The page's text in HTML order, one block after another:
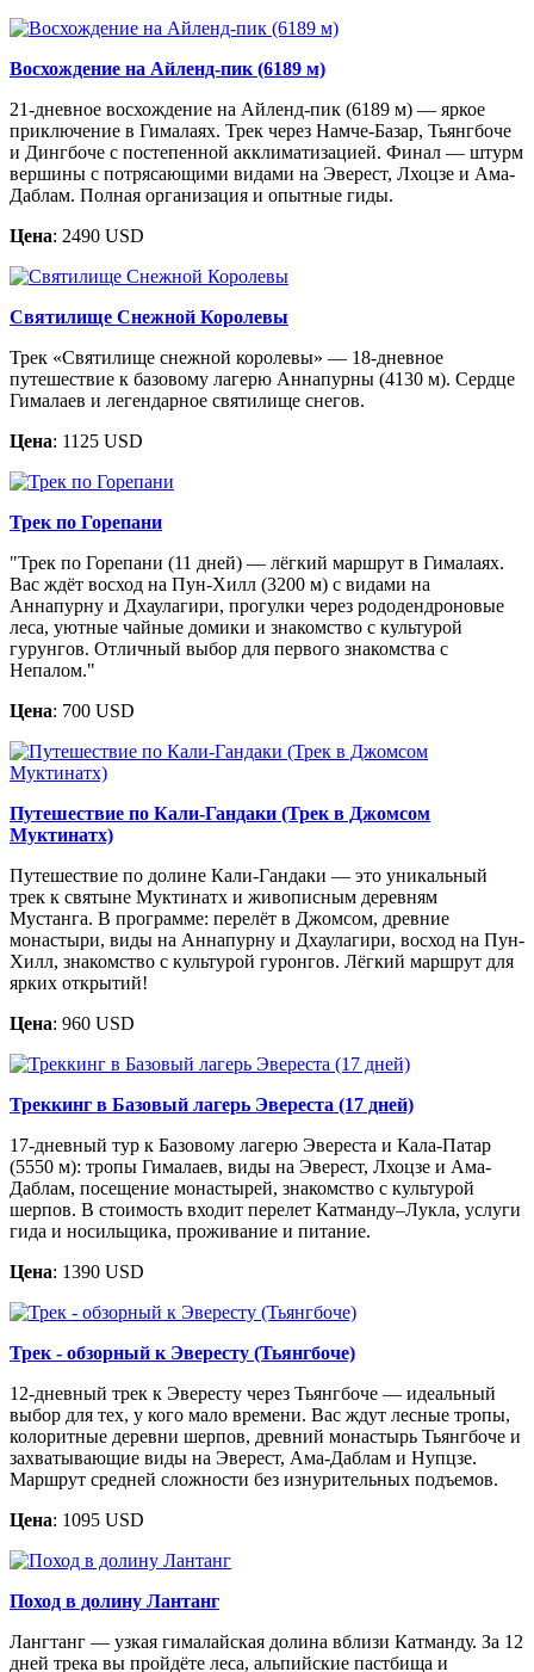
Восхождение на Айленд-пик (6189 м)
21-дневное восхождение на Айленд-пик (6189 м) — яркое
приключение в Гималаях. Трек через Намче-Базар, Тьянгбоче
и Дингбоче с постепенной акклиматизацией. Финал — штурм
вершины с потрясающими видами на Эверест, Лхоцзе и Ама-
Даблам. Полная организация и опытные гиды.
Цена: 2490 USD
Святилище Снежной Королевы
Трек «Святилище снежной королевы» — 18-дневное
путешествие к базовому лагерю Аннапурны (4130 м). Сердце
Гималаев и легендарное святилище снегов.
Цена: 1125 USD
Трек по Горепани
"Трек по Горепани (11 дней) — лёгкий маршрут в Гималаях.
Вас ждёт восход на Пун-Хилл (3200 м) с видами на
Аннапурну и Дхаулагири, прогулки через рододендроновые
леса, уютные чайные домики и знакомство с культурой
гурунгов. Отличный выбор для первого знакомства с
Непалом."
Цена: 700 USD
Путешествие по Кали-Гандаки (Трек в Джомсом
Муктинатх)
Путешествие по долине Кали-Гандаки — это уникальный
трек к святыне Муктинатх и живописным деревням
Мустанга. В программе: перелёт в Джомсом, древние
монастыри, виды на Аннапурну и Дхаулагири, восход на Пун-
Хилл, знакомство с культурой гуронгов. Лёгкий маршрут для
ярких открытий!
Цена: 960 USD
Треккинг в Базовый лагерь Эвереста (17 дней)
17-дневный тур к Базовому лагерю Эвереста и Кала-Патар
(5550 м): тропы Гималаев, виды на Эверест, Лхоцзе и Ама-
Даблам, посещение монастырей, знакомство с культурой
шерпов. В стоимость входит перелет Катманду–Лукла, услуги
гида и носильщика, проживание и питание.
Цена: 1390 USD
Трек - обзорный к Эвересту (Тьянгбоче)
12-дневный трек к Эвересту через Тьянгбоче — идеальный
выбор для тех, у кого мало времени. Вас ждут лесные тропы,
колоритные деревни шерпов, древний монастырь Тьянгбоче и
захватывающие виды на Эверест, Ама-Даблам и Нупцзе.
Маршрут средней сложности без изнурительных подъемов.
Цена: 1095 USD
Поход в долину Лантанг
Лангтанг — узкая гималайская долина вблизи Катманду. За 12
дней трека вы пройдёте леса, альпийские пастбища и